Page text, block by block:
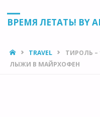
ВРЕМЯ ЛЕТАТЬ! BY
HOMETRAVEL
ТИРОЛЬ
ЛЫЖИ В МАЙРХОФЕН